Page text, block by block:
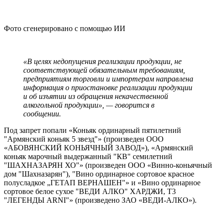
Фото сгенерировано с помощью ИИ
«В целях недопущения реализации продукции, не
соответствующей обязательным требованиям,
предприятиям торговли и импортерам направлена
информация о приостановке реализации продукции
и об изъятии из обращения некачественной
алкогольной продукции», — говорится в
сообщении.
Под запрет попали «Коньяк ординарный пятилетний
"Армянский коньяк 5 звезд"» (произведен ООО
«АБОВЯНСКИЙ КОНЬЯЧНЫЙ ЗАВОД»), «Армянский
коньяк марочный выдержанный "КВ" семилетний
"ШАХНАЗАРЯН ХО"» (произведен ООО «Винно-коньячный
дом "Шахназарян"), "Вино ординарное сортовое красное
полусладкое „ГЕТАП ВЕРНАШЕН"» и «Вино ординарное
сортовое белое сухое "ВЕДИ АЛКО" ХАРДЖИ, Т3
"ЛЕГЕНДЫ ARNI"» (произведено ЗАО «ВЕДИ-АЛКО»).